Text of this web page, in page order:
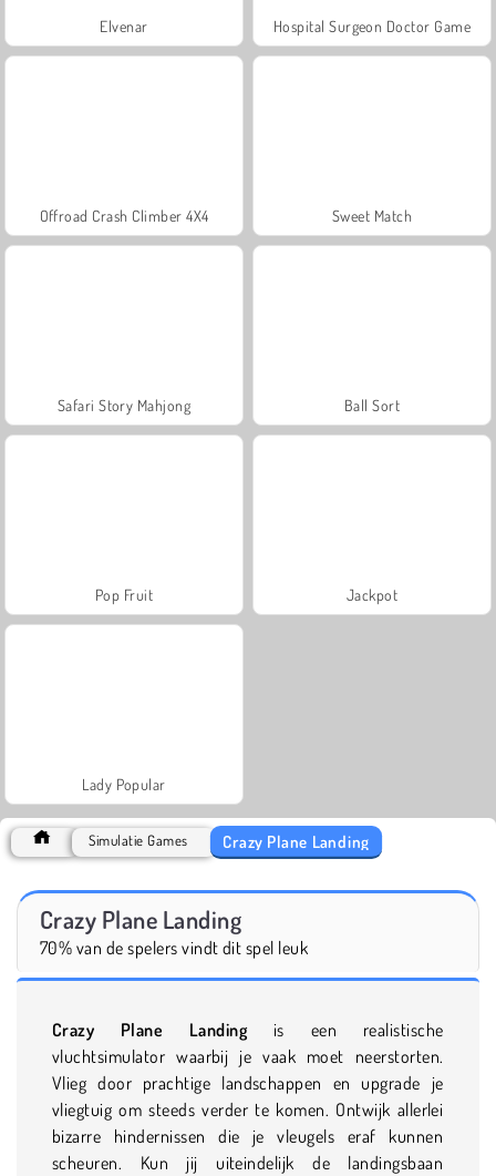
Elvenar Hospital Surgeon Doctor Game
Offroad Crash Climber 4X4 Sweet Match
Safari Story Mahjong Ball Sort
Pop Fruit Jackpot
Lady Popular
Simulatie Games Crazy Plane Landing
Crazy Plane Landing
70% van de spelers vindt dit spel leuk
Crazy Plane Landingis een realistische
vluchtsimulator waarbij je vaak moet neerstorten.
Vlieg door prachtige landschappen en upgrade je
vliegtuig om steeds verder te komen. Ontwijk allerlei
bizarre hindernissen die je vleugels eraf kunnen
scheuren. Kun jij uiteindelijk de landingsbaan